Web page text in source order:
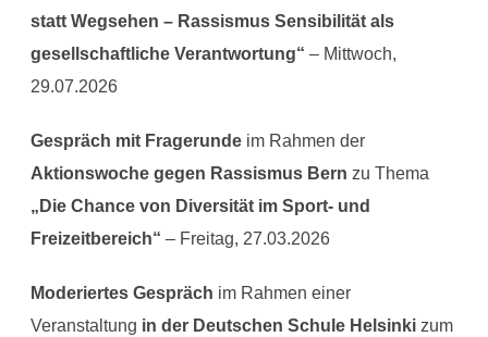
statt Wegsehen – Rassismus Sensibilität als
gesellschaftliche Verantwortung“ – Mittwoch,
29.07.2026
Gespräch mit Fragerunde im Rahmen der
Aktionswoche gegen Rassismus Bern zu Thema
„Die Chance von Diversität im Sport- und
Freizeitbereich“ – Freitag, 27.03.2026
Moderiertes Gespräch im Rahmen einer
Veranstaltung in der Deutschen Schule Helsinki zum